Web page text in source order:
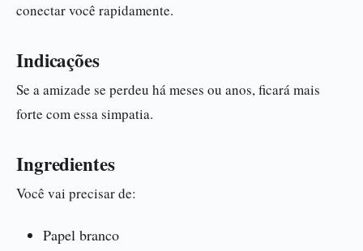
conectar você rapidamente.
Indicações
Se a amizade se perdeu há meses ou anos, ficará mais
forte com essa simpatia.
Ingredientes
Você vai precisar de:
Papel branco